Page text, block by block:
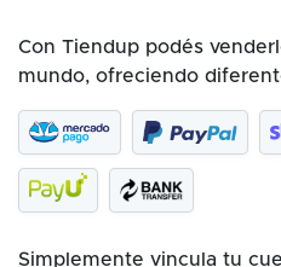
Con Tiendup podés
mundo, ofreciendo
Simplemente vincula tu